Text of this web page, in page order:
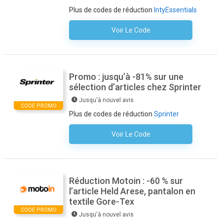
Plus de codes de réduction IntyEssentials
Voir Le Code
Aucun Code N'est Nécessaire
CODE PROMO
Promo : jusqu’à -81% sur une
sélection d’articles chez Sprinter
Jusqu'à nouvel avis
Plus de codes de réduction Sprinter
Voir Le Code
Aucun Code N'est Nécessaire
CODE PROMO
Réduction Motoin : -60 % sur
l’article Held Arese, pantalon en
textile Gore-Tex
Jusqu'à nouvel avis